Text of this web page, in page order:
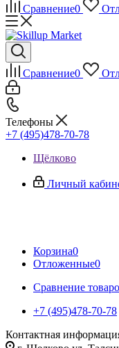
Сравнение0
Сравнение0
Телефоны
+7 (495)478-70-78
Щёлково
Личный
Корзина0
Отложенные0
Сравнение
+7 (495)478-70-78
Контактная